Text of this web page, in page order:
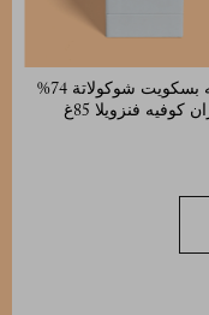
دراجيه بسكويت شوكولاتة 74%
كوفيه فنزويلا 85غ